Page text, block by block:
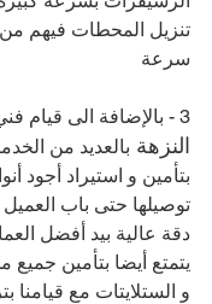
تنزيل المحطات فيهم
سرعة
3 - بالإضافة الى قيام فني ستلايت باكستاني
النزهة بالعديد من
بتأمين و استيراد أجود
توصيلها حتى باب العميل
دقة عالية بيد أفضل
يتمتع أيضا بتأمين
و الستلايتات مع قيامنا